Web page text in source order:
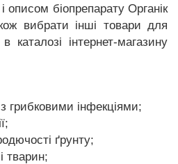
біопрепарату Органік
вибрати інші товари для
інтернет-магазину
грибковими інфекціями;
ґрунту;
тварин;